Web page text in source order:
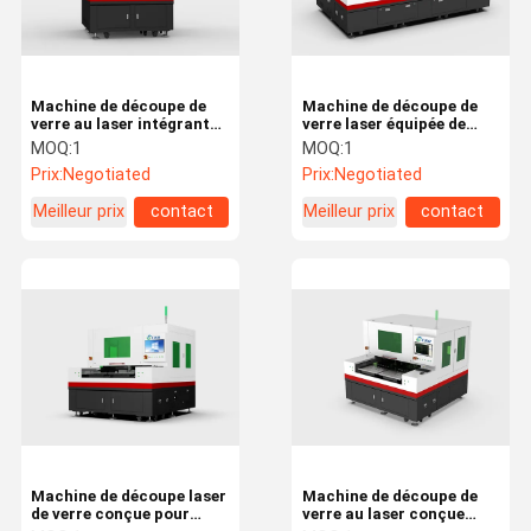
Machine de découpe de
verre laser équipée de
dispositifs de sécurité et
de systèmes de
protection pour assurer
la sécurité de l'opérateur
pendant la coupe jusqu'à
une précision de ± 0,01
MOQ:1
Prix:Negotiated
Meilleur prix
contact
Machine de découpe de
verre au laser intégrant
un système de contrôle
intelligent et des
paramètres réglables
pour divers matériaux en
verre jusqu'à une vitesse
de 0 à 500 mm/s
MOQ:1
Prix:Negotiated
Meilleur prix
contact
Machine de découpe de
verre au laser conçue
Machine de découpe laser
de verre conçue pour